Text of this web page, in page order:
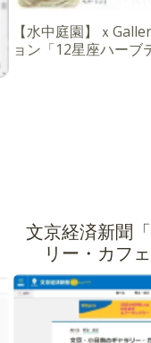
【水中庭園】ｘ
ョン「12星座ハーブ
文京経済新聞
リー・カフ